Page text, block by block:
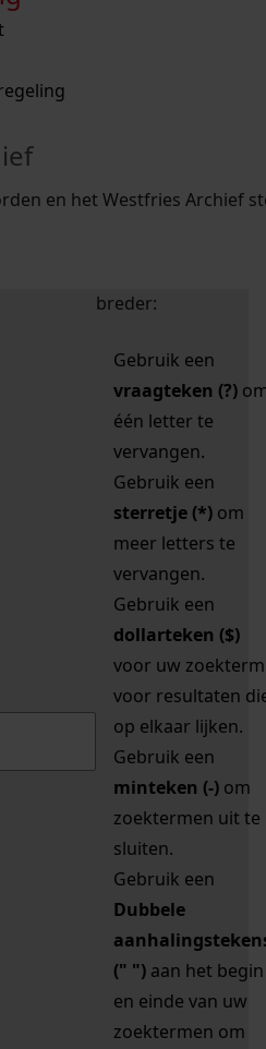
een aantal zoektips.
een aantal zoektips.
en het Westfries Archief
uw zoekopdracht te
breder:
Gebruik een
vraagteken (?)
één letter te
vervangen.
Gebruik een
sterretje (*) om
meer letters te
vervangen.
Gebruik een
dollarteken ($)
voor uw zoekterm
voor resultaten
op elkaar lijken.
Gebruik een
minteken (-) om
zoektermen uit te
sluiten.
Gebruik een
Dubbele
(" ") aan het begin
en einde van uw
zoektermen om